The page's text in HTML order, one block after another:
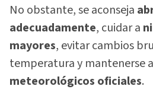
No obstante, se aconseja
adecuadamente, cuidar a
mayores, evitar cambios
temperatura y mantenerse
meteorológicos oficiales.